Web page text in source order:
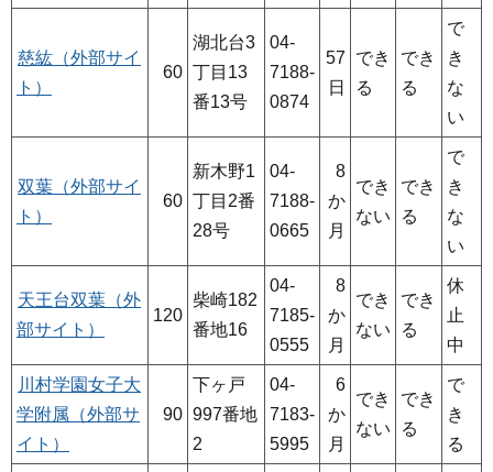
慈紘（外部サイ
ト）
60
湖北台3
丁目13
番13号
04-
7188-
0874
57
日
でき
る
でき
る
で
き
な
い
双葉（外部サイ
ト）
60
新木野1
丁目2番
28号
04-
7188-
0665
8
か
月
でき
ない
でき
る
で
き
な
い
天王台双葉（外
部サイト）
120
柴崎182
番地16
04-
7185-
0555
8
か
月
でき
ない
でき
る
休
止
中
川村学園女子大
学附属（外部サ
イト）
90
下ヶ戸
997番地
2
04-
7183-
5995
6
か
月
でき
ない
でき
る
で
き
る